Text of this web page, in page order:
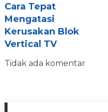
Cara Tepat
Mengatasi
Kerusakan Blok
Vertical TV
Tidak ada komentar